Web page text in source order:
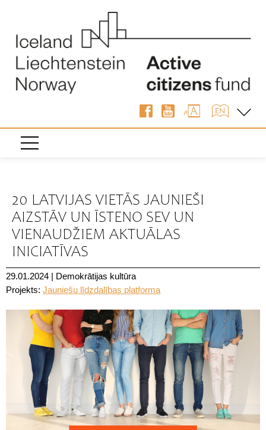
20 LATVIJAS VIETĀS JAUNIEŠI
AIZSTĀV UN ĪSTENO SEV UN
VIENAUDŽIEM AKTUĀLAS
INICIATĪVAS
29.01.2024 | Demokrātijas kultūra
Projekts: Jauniešu līdzdalības platforma